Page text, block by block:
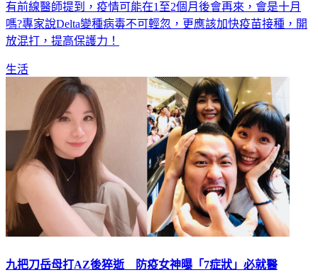
有前線醫師提到，疫情可能在1至2個月後會再來，會是十月
嗎?專家說Delta變種病毒不可輕忽，更應該加快疫苗接種，開
放混打，提高保護力！
生活
九把刀岳母打AZ後猝逝 防疫女神曝「7症狀」必就醫